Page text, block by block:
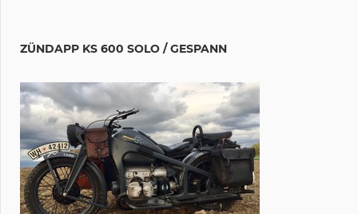
ZÜNDAPP KS 600 SOLO / GESPANN